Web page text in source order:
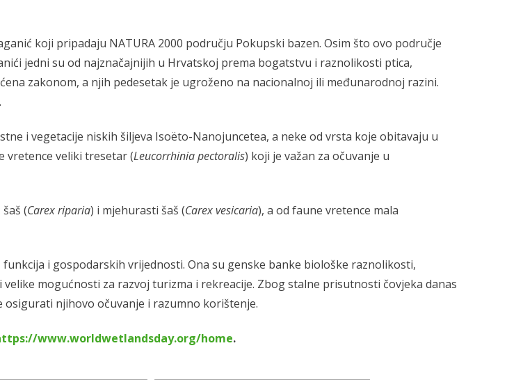
koji pripadaju NATURA 2000 području Pokupski bazen. Osim što ovo područje
jedni su od najznačajnijih u Hrvatskoj prema bogatstvu i raznolikosti ptica,
zakonom, a njih pedesetak je ugroženo na nacionalnoj ili međunarodnoj razini.
i vegetacije niskih šiljeva Isoëto-Nanojuncetea, a neke od vrsta koje obitavaju u
vretence veliki tresetar (Leucorrhinia pectoralis) koji je važan za očuvanje u
(Carex riparia) i mjehurasti šaš (Carex vesicaria), a od faune vretence mala
i gospodarskih vrijednosti. Ona su genske banke biološke raznolikosti,
mogućnosti za razvoj turizma i rekreacije. Zbog stalne prisutnosti čovjeka danas
osigurati njihovo očuvanje i razumno korištenje.
www.worldwetlandsday.org/home.